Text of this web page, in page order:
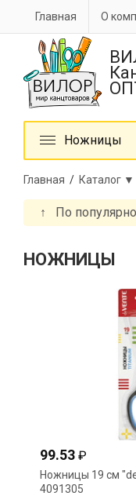
Главная О
Ножницы
Главная / Каталог
↑ По
НОЖНИЦЫ
99.53 ₽
Ножницы 19 см
4091305